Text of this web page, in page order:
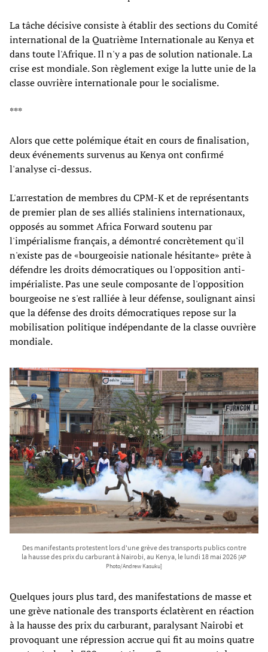
La tâche décisive consiste à établir des sections du Comité
international de la Quatrième Internationale au Kenya et
dans toute l'Afrique. Il n'y a pas de solution nationale. La
crise est mondiale. Son règlement exige la lutte unie de la
classe ouvrière internationale pour le socialisme.
***
Alors que cette polémique était en cours de finalisation,
deux événements survenus au Kenya ont confirmé
l'analyse ci-dessus.
L'arrestation de membres du CPM-K et de représentants
de premier plan de ses alliés staliniens internationaux,
opposés au sommet Africa Forward soutenu par
l'impérialisme français, a démontré concrètement qu'il
n'existe pas de «bourgeoisie nationale hésitante» prête à
défendre les droits démocratiques ou l'opposition anti-
impérialiste. Pas une seule composante de l'opposition
bourgeoise ne s'est ralliée à leur défense, soulignant ainsi
que la défense des droits démocratiques repose sur la
mobilisation politique indépendante de la classe ouvrière
mondiale.
Des manifestants protestent lors d'une grève des transports publics contre
la hausse des prix du carburant à Nairobi, au Kenya, le lundi 18 mai 2026 [AP
Photo/Andrew Kasuku]
Quelques jours plus tard, des manifestations de masse et
une grève nationale des transports éclatèrent en réaction
à la hausse des prix du carburant, paralysant Nairobi et
provoquant une répression accrue qui fit au moins quatre